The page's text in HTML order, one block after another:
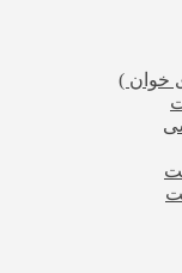
خوان )